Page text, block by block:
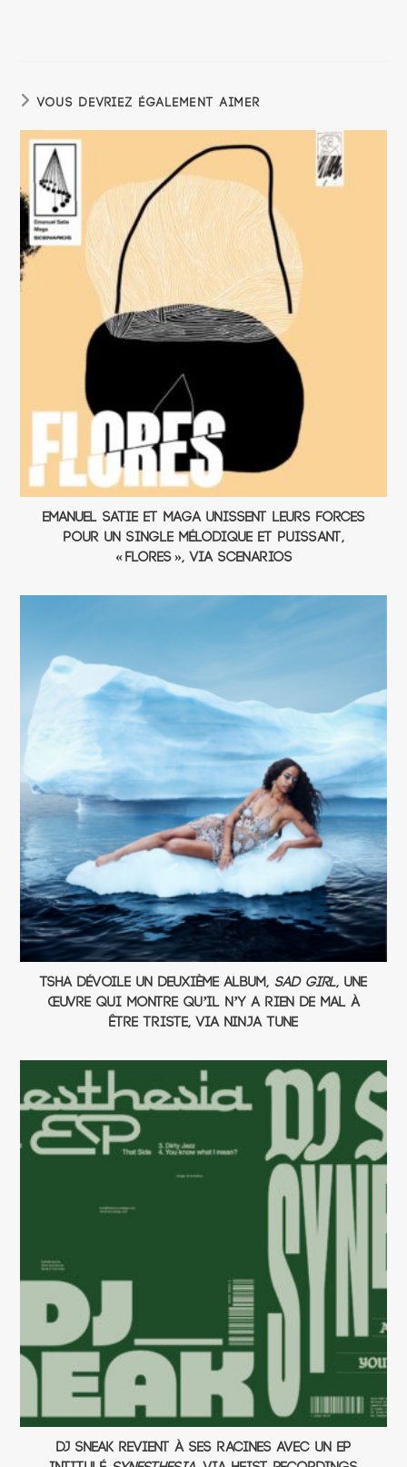
VOUS DEVRIEZ ÉGALEMENT AIMER
Emanuel Satie et Maga unissent leurs forces
pour un single mélodique et puissant,
« Flores », via Scenarios
TSHA dévoile un deuxième album, Sad Girl, une
œuvre qui montre qu’il n’y a rien de mal à
être triste, via Ninja Tune
DJ Sneak revient à ses racines avec un EP